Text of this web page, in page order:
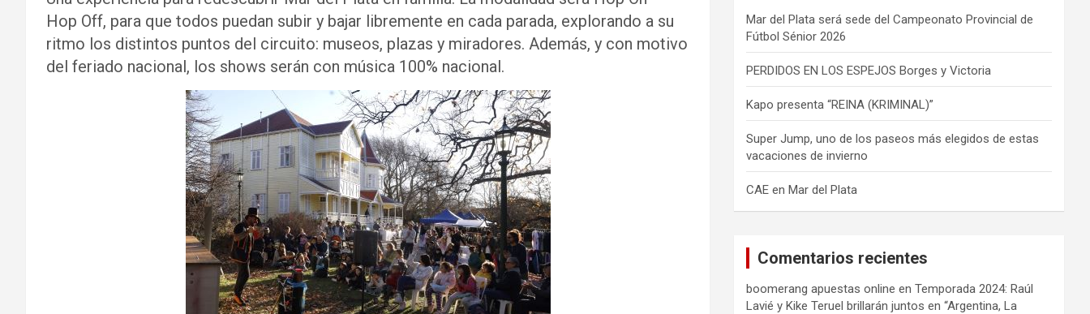
Hop Off, para que todos puedan subir y bajar libremente en cada parada, explorando a su
ritmo los distintos puntos del circuito: museos, plazas y miradores. Además, y con motivo
del feriado nacional, los shows serán con música 100% nacional.
Mar del Plata será sede del Campeonato Provincial de
Fútbol Sénior 2026
PERDIDOS EN LOS ESPEJOS Borges y Victoria
Kapo presenta “REINA (KRIMINAL)”
Super Jump, uno de los paseos más elegidos de estas
vacaciones de invierno
CAE en Mar del Plata
Comentarios recientes
boomerang apuestas online enTemporada 2024: Raúl
Lavié y Kike Teruel brillarán juntos en “Argentina, La